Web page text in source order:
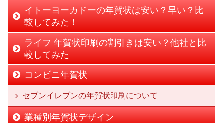
イトーヨーカドーの年賀状は安い？早い？比
較してみた！
ライフ 年賀状印刷の割引きは安い？他社と比
較してみた
コンビニ年賀状
セブンイレブンの年賀状印刷について
業種別年賀状デザイン